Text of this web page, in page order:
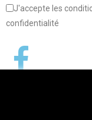
J'accepte les
confidentialité